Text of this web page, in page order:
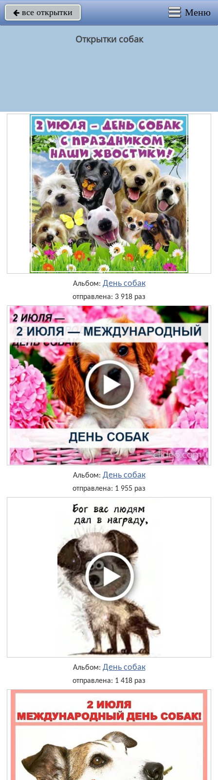
 все открытки Меню
Открытки собак
Альбом: День собак
отправлена: 3 918 раз
Альбом: День собак
отправлена: 1 955 раз
Альбом: День собак
отправлена: 1 418 раз